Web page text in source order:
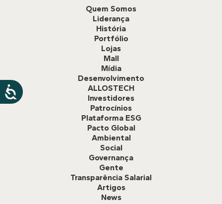
Quem Somos
Liderança
História
Portfólio
Lojas
Mall
Mídia
Desenvolvimento
ALLOSTECH
Investidores
Patrocínios
Plataforma ESG
Pacto Global
Ambiental
Social
Governança
Gente
Transparência Salarial
Artigos
News